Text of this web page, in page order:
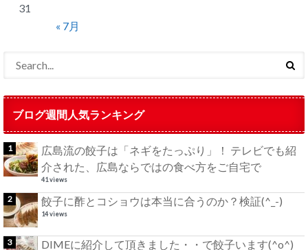
« 7月
31
ブログ週間人気ランキング
広島流の餃子は「ネギをたっぷり」！ テレビでも紹
介された、広島ならではの食べ方をご自宅で
41 views
餃子に酢とコショウは本当に合うのか？検証(^_-)
14 views
DIMEに紹介して頂きました・・で餃子います(^o^)